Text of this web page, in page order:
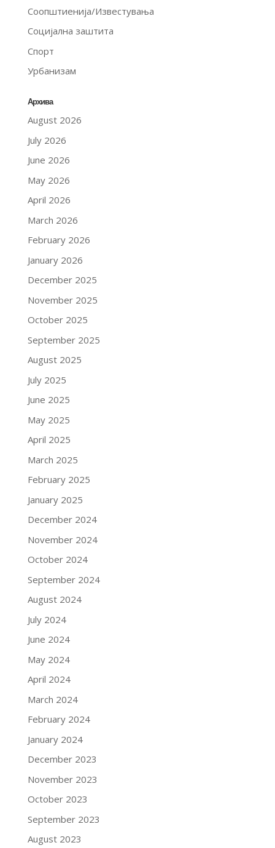
Соопштиенија/Известувања
Социјална заштита
Спорт
Урбанизам
Архива
August 2026
July 2026
June 2026
May 2026
April 2026
March 2026
February 2026
January 2026
December 2025
November 2025
October 2025
September 2025
August 2025
July 2025
June 2025
May 2025
April 2025
March 2025
February 2025
January 2025
December 2024
November 2024
October 2024
September 2024
August 2024
July 2024
June 2024
May 2024
April 2024
March 2024
February 2024
January 2024
December 2023
November 2023
October 2023
September 2023
August 2023